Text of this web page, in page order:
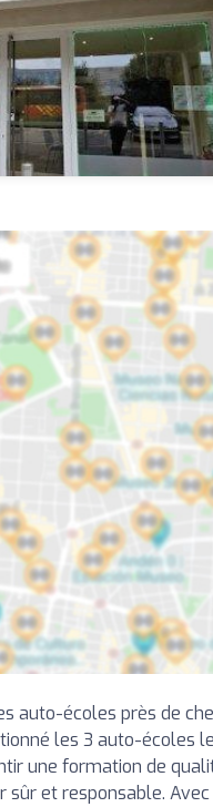
auto-écoles près de
les 3 auto-écoles
une formation de
sûr et responsable.